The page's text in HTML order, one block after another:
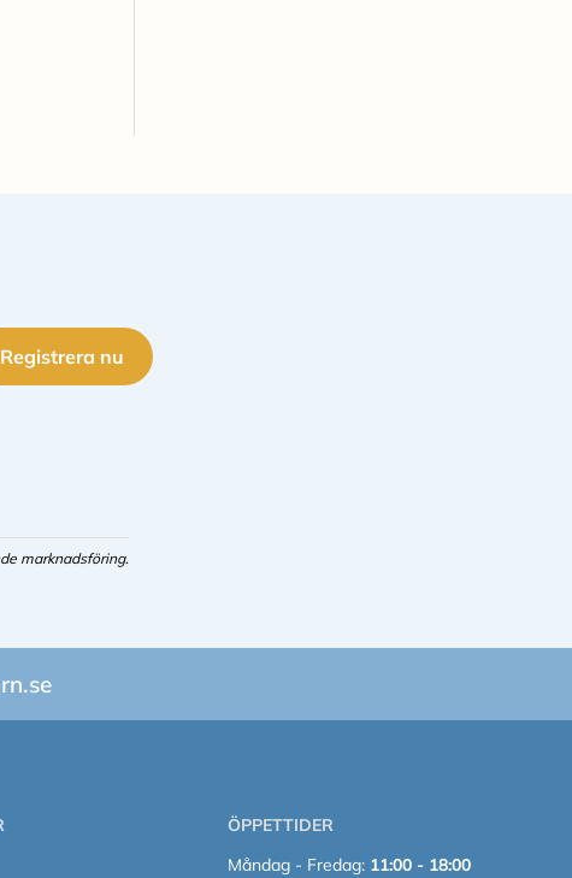
Registrera nu
marknadsföring.
ÖPPETTIDER
Måndag - Fredag: 11:00 - 18:00